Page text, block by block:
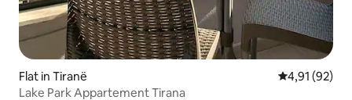
Flat in Tiranë Gemiddelde
4,91 (92)
Lake Park Appartement Tirana